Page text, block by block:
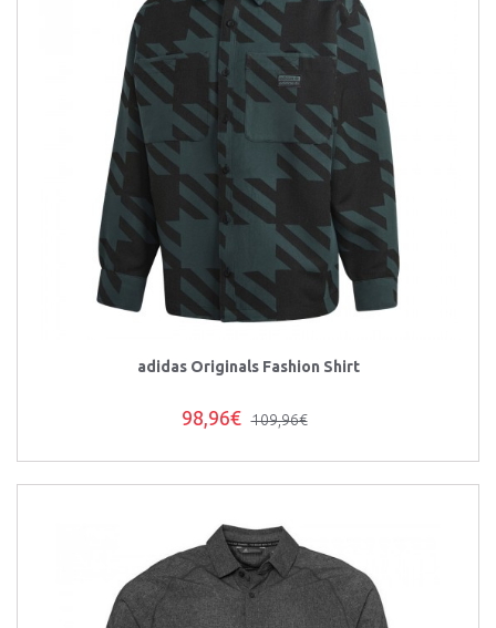
adidas Originals Fashion Shirt
98,96€ 109,96€